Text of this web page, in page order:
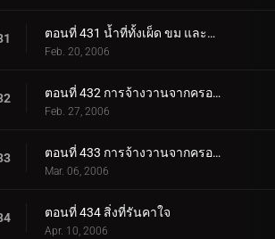
ตอนที่ 431 น้ำที่ทั้งเผ็ด ขม และหวาน
Feb. 20, 2006
ตอนที่ 432 การจ้างวานจากครอบครัวพิลึก (ตอนแรก)
Feb. 27, 2006
ตอนที่ 433 การจ้างวานจากครอบครัวพิลึก (ตอนจบ)
Mar. 06, 2006
ตอนที่ 434 สิ่งที่รันคาใจ
Apr. 10, 2006